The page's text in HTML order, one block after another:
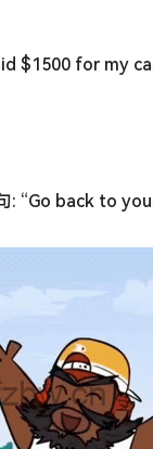
$1500 for my
“Go back to